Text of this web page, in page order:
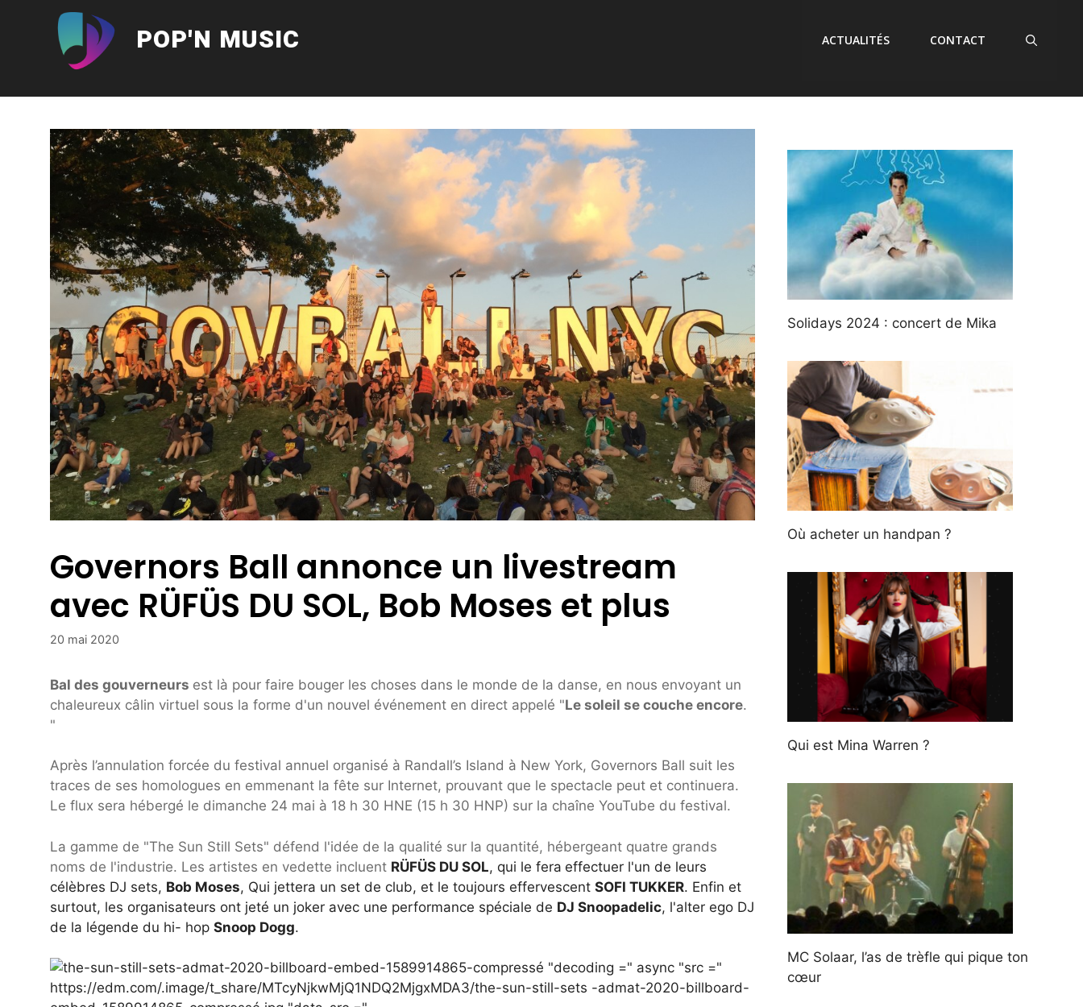
POP'N MUSIC ACTUALITÉS CONTACT
Governors Ball annonce un livestream
avec RÜFÜS DU SOL, Bob Moses et plus
20 mai 2020
Bal des gouverneurs est là pour faire bouger les choses dans le monde de la danse, en nous envoyant un
chaleureux câlin virtuel sous la forme d'un nouvel événement en direct appelé "Le soleil se couche encore.
"
Après l’annulation forcée du festival annuel organisé à Randall’s Island à New York, Governors Ball suit les
traces de ses homologues en emmenant la fête sur Internet, prouvant que le spectacle peut et continuera.
Le flux sera hébergé le dimanche 24 mai à 18 h 30 HNE (15 h 30 HNP) sur la chaîne YouTube du festival.
La gamme de "The Sun Still Sets" défend l'idée de la qualité sur la quantité, hébergeant quatre grands
noms de l'industrie. Les artistes en vedette incluent RÜFÜS DU SOL, qui le fera effectuer l'un de leurs
célèbres DJ sets, Bob Moses, Qui jettera un set de club, et le toujours effervescent SOFI TUKKER. Enfin et
surtout, les organisateurs ont jeté un joker avec une performance spéciale de DJ Snoopadelic, l'alter ego DJ
de la légende du hi- hop Snoop Dogg.
Solidays 2024 : concert de Mika
Où acheter un handpan ?
Qui est Mina Warren ?
MC Solaar, l’as de trèfle qui pique ton
cœur